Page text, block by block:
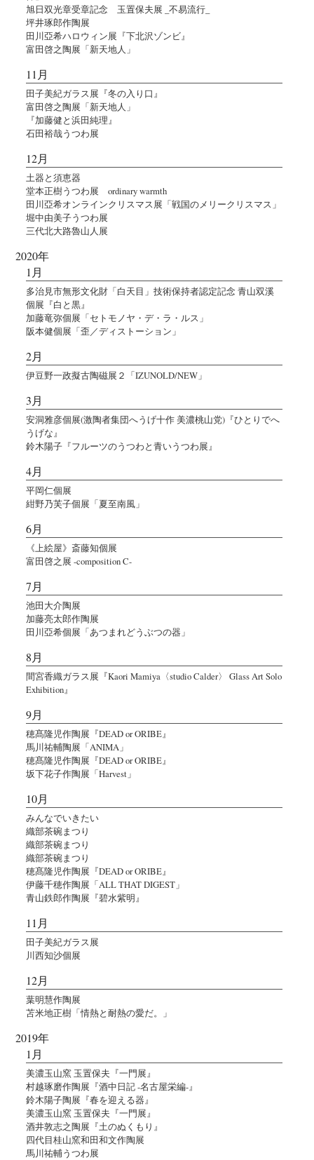
旭日双光章受章記念 玉置保夫展 _不易流行_
坪井琢郎作陶展
田川亞希ハロウィン展『下北沢ゾンビ』
富田啓之陶展「新天地人」
11月
田子美紀ガラス展『冬の入り口』
富田啓之陶展「新天地人」
『加藤健と浜田純理』
石田裕哉うつわ展
12月
土器と須恵器
堂本正樹うつわ展 ordinary warmth
田川亞希オンラインクリスマス展「戦国のメリークリスマス」
堀中由美子うつわ展
三代北大路魯山人展
2020年
1月
多治見市無形文化財「白天目」技術保持者認定記念 青山双溪
個展『白と黒』
加藤竜弥個展「セトモノヤ・デ・ラ・ルス」
阪本健個展「歪／ディストーション」
2月
伊豆野一政擬古陶磁展２「IZUNOLD/NEW」
3月
安洞雅彦個展(激陶者集団へうげ十作 美濃桃山党)『ひとりでへ
うげな』
鈴木陽子『フルーツのうつわと青いうつわ展』
4月
平岡仁個展
紺野乃芙子個展「夏至南風」
6月
《上絵屋》斎藤知個展
富田啓之展 -composition C-
7月
池田大介陶展
加藤亮太郎作陶展
田川亞希個展「あつまれどうぶつの器」
8月
間宮香織ガラス展『Kaori Mamiya〈studio Calder〉 Glass Art Solo
Exhibition』
9月
穂髙隆児作陶展『DEAD or ORIBE』
馬川祐輔陶展「ANIMA」
穂髙隆児作陶展『DEAD or ORIBE』
坂下花子作陶展「Harvest」
10月
みんなでいきたい
織部茶碗まつり
織部茶碗まつり
織部茶碗まつり
穂髙隆児作陶展『DEAD or ORIBE』
伊藤千穂作陶展「ALL THAT DIGEST」
青山鉄郎作陶展『碧水紫明』
11月
田子美紀ガラス展
川西知沙個展
12月
葉明慧作陶展
苫米地正樹「情熱と耐熱の愛だ。」
2019年
1月
美濃玉山窯 玉置保夫『一門展』
村越琢磨作陶展『酒中日記 -名古屋栄編-』
鈴木陽子陶展『春を迎える器』
美濃玉山窯 玉置保夫『一門展』
酒井敦志之陶展『土のぬくもり』
四代目桂山窯和田和文作陶展
馬川祐輔うつわ展